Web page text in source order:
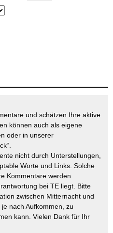
und schätzen Ihre aktive
können auch als eigene
oder in unserer
nicht durch Unterstellungen,
Worte und Links. Solche
Kommentare werden
bei TE liegt. Bitte
zwischen Mitternacht und
nach Aufkommen, zu
kann. Vielen Dank für Ihr